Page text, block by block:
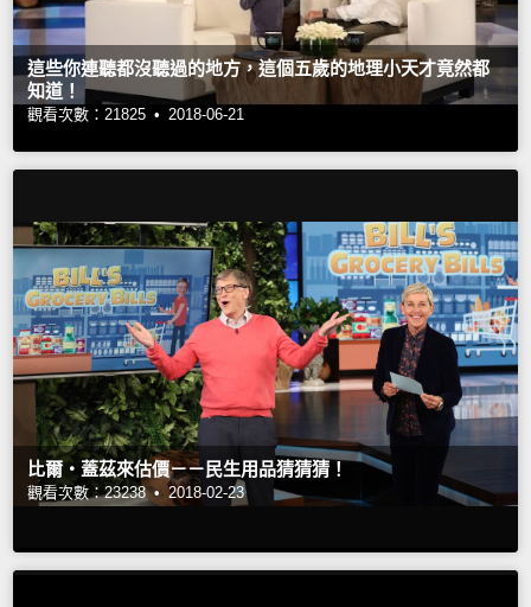
這些你連聽都沒聽過的地方，這個五歲的地理小天才竟然都
知道！
觀看次數：21825 • 2018-06-21
比爾‧蓋茲來估價－－民生用品猜猜猜！
觀看次數：23238 • 2018-02-23